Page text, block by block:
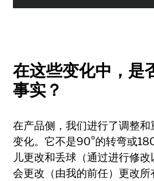
在这些变化中，是
事实？
在产品侧，我们进行了调整
变化。它不是90°的转弯或
儿更改和丢球（通过进行修
会更改（由我的前任）更改